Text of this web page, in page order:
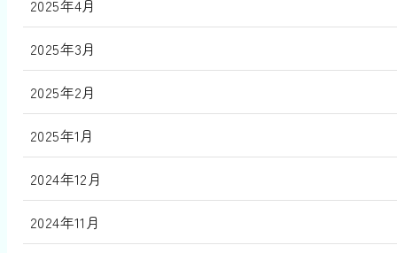
2025年4月
2025年3月
2025年2月
2025年1月
2024年12月
2024年11月